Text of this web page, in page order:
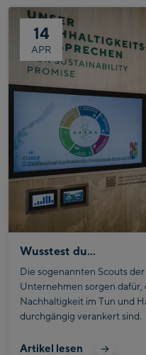
Abfallvermeidung zu
14
APR
Wusstest du...
Die sogenannten Scouts
Unternehmen sorgen dafür,
Nachhaltigkeit im Tun und
durchgängig verankert sind.
die messbaren Ziele bis
Artikel lesen